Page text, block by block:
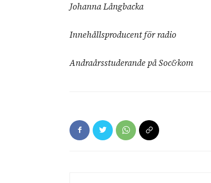
Johanna Långbacka
Innehållsproducent för radio
Andraårsstuderande på Soc&kom